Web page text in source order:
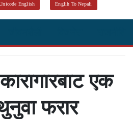
English Englih To Nepali
एक
फरार